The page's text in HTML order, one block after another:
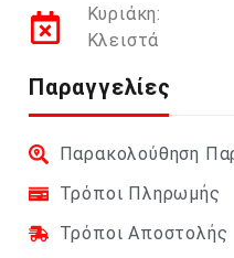
Κυριάκη:
Κλειστά
Παραγγελίες
Παρακολούθηση
Τρόποι Πληρωμής
Τρόποι Αποστολής